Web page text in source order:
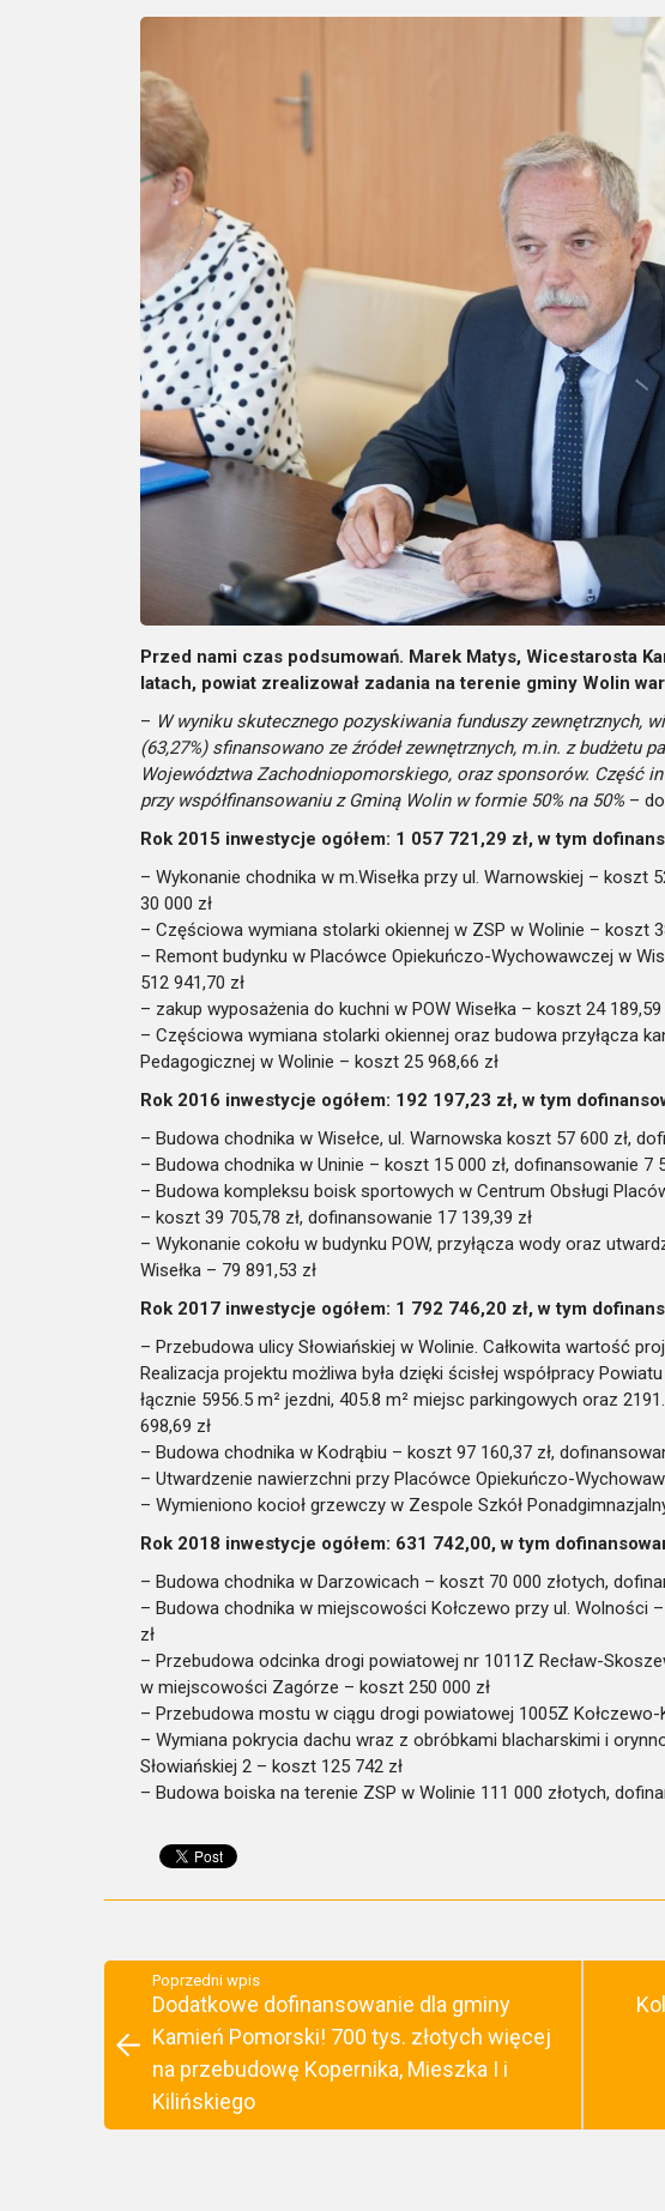
Przed nami czas podsumowań. Marek Matys, Wicestarosta
latach, powiat zrealizował zadania na terenie gminy Wolin
– W wyniku skutecznego pozyskiwania funduszy zewnętrznych,
(63,27%) sfinansowano ze źródeł zewnętrznych, m.in. z budżetu
Województwa Zachodniopomorskiego, oraz sponsorów. Część
przy współfinansowaniu z Gminą Wolin w formie 50% na 50% –
Rok 2015 inwestycje ogółem: 1 057 721,29 zł, w tym
– Wykonanie chodnika w m.Wisełka przy ul. Warnowskiej – koszt
30 000 zł
– Częściowa wymiana stolarki okiennej w ZSP w Wolinie – koszt
– Remont budynku w Placówce Opiekuńczo-Wychowawczej w
512 941,70 zł
– zakup wyposażenia do kuchni w POW Wisełka – koszt 24 189,59
– Częściowa wymiana stolarki okiennej oraz budowa przyłącza
Pedagogicznej w Wolinie – koszt 25 968,66 zł
Rok 2016 inwestycje ogółem: 192 197,23 zł, w tym
– Budowa chodnika w Wisełce, ul. Warnowska koszt 57 600 zł,
– Budowa chodnika w Uninie – koszt 15 000 zł, dofinansowanie 7
– Budowa kompleksu boisk sportowych w Centrum Obsługi
– koszt 39 705,78 zł, dofinansowanie 17 139,39 zł
– Wykonanie cokołu w budynku POW, przyłącza wody oraz
Wisełka – 79 891,53 zł
Rok 2017 inwestycje ogółem: 1 792 746,20 zł, w tym
– Przebudowa ulicy Słowiańskiej w Wolinie. Całkowita wartość
Realizacja projektu możliwa była dzięki ścisłej współpracy
łącznie 5956.5 m² jezdni, 405.8 m² miejsc parkingowych oraz
698,69 zł
– Budowa chodnika w Kodrąbiu – koszt 97 160,37 zł,
– Utwardzenie nawierzchni przy Placówce Opiekuńczo-
– Wymieniono kocioł grzewczy w Zespole Szkół
Rok 2018 inwestycje ogółem: 631 742,00, w tym
– Budowa chodnika w Darzowicach – koszt 70 000 złotych,
– Budowa chodnika w miejscowości Kołczewo przy ul. Wolności
zł
– Przebudowa odcinka drogi powiatowej nr 1011Z Recław-
w miejscowości Zagórze – koszt 250 000 zł
– Przebudowa mostu w ciągu drogi powiatowej 1005Z
– Wymiana pokrycia dachu wraz z obróbkami blacharskimi i
Słowiańskiej 2 – koszt 125 742 zł
– Budowa boiska na terenie ZSP w Wolinie 111 000 złotych,
Poprzedni wpis
Dodatkowe dofinansowanie dla gminy
Kamień Pomorski! 700 tys. złotych więcej
na przebudowę Kopernika, Mieszka I i
Kilińskiego